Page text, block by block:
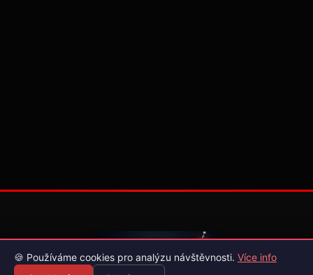
🍪 Používáme cookies pro analýzu návštěvnosti. Více info